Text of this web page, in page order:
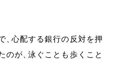
、心配する銀行の反対を押
のが 、
泳ぐことも歩くこと